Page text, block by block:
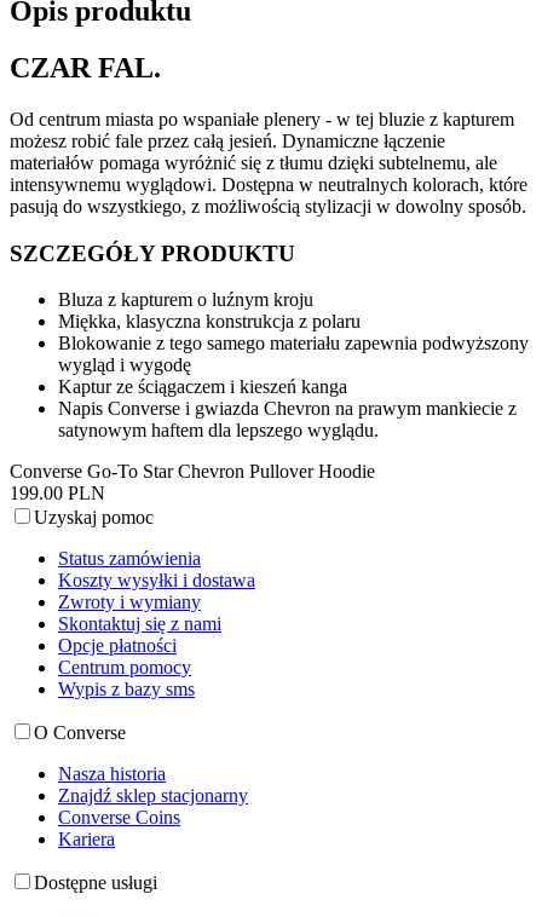
Opis produktu
CZAR FAL.
Od centrum miasta po wspaniałe plenery - w tej bluzie z kapturem
możesz robić fale przez całą jesień. Dynamiczne łączenie
materiałów pomaga wyróżnić się z tłumu dzięki subtelnemu, ale
intensywnemu wyglądowi. Dostępna w neutralnych kolorach, które
pasują do wszystkiego, z możliwością stylizacji w dowolny sposób.
SZCZEGÓŁY PRODUKTU
Bluza z kapturem o luźnym kroju
Miękka, klasyczna konstrukcja z polaru
Blokowanie z tego samego materiału zapewnia podwyższony
wygląd i wygodę
Kaptur ze ściągaczem i kieszeń kanga
Napis Converse i gwiazda Chevron na prawym mankiecie z
satynowym haftem dla lepszego wyglądu.
Converse Go-To Star Chevron Pullover Hoodie
199.00 PLN
Uzyskaj pomoc
Status zamówienia
Koszty wysyłki i dostawa
Zwroty i wymiany
Skontaktuj się z nami
Opcje płatności
Centrum pomocy
Wypis z bazy sms
O Converse
Nasza historia
Znajdź sklep stacjonarny
Converse Coins
Kariera
Dostępne usługi